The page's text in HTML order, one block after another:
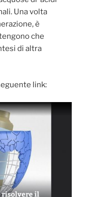
Una volta
è
che
di altra
link: